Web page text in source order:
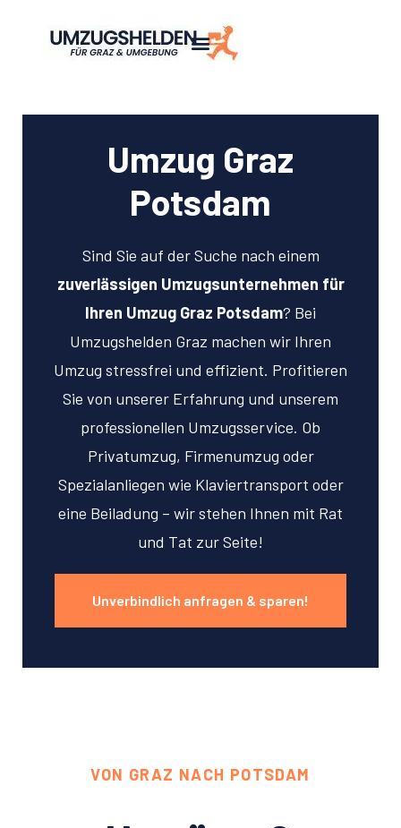
Umzug Graz
Potsdam
Sind Sie auf der Suche nach einem
zuverlässigen Umzugsunternehmen für
Ihren Umzug Graz Potsdam? Bei
Umzugshelden Graz machen wir Ihren
Umzug stressfrei und effizient. Profitieren
Sie von unserer Erfahrung und unserem
professionellen Umzugsservice. Ob
Privatumzug, Firmenumzug oder
Spezialanliegen wie Klaviertransport oder
eine Beiladung – wir stehen Ihnen mit Rat
und Tat zur Seite!
Unverbindlich anfragen & sparen!
VON GRAZ NACH POTSDAM